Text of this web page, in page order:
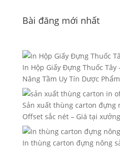
Bài đăng mới nhất
In Hộp Giấy Đựng Thuốc Tây
Nâng Tầm Uy Tín Dược Phẩm
Sản xuất thùng carton đựng
Offset sắc nét – Giá tại xưởng
In thùng carton đựng nông